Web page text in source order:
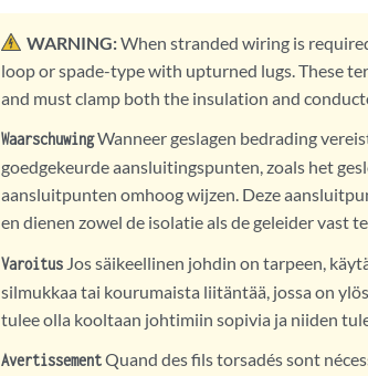
WARNING:When stranded wiring is
loop or spade-type with upturned lugs. These
and must clamp both the insulation and
WaarschuwingWanneer geslagen bedrading
goedgekeurde aansluitingspunten, zoals het
aansluitpunten omhoog wijzen. Deze
en dienen zowel de isolatie als de geleider vast
Varoitus Jos säikeellinen johdin on tarpeen,
silmukkaa tai kourumaista liitäntää, jossa on
tulee olla kooltaan johtimiin sopivia ja niiden
AvertissementQuand des fils torsadés sont